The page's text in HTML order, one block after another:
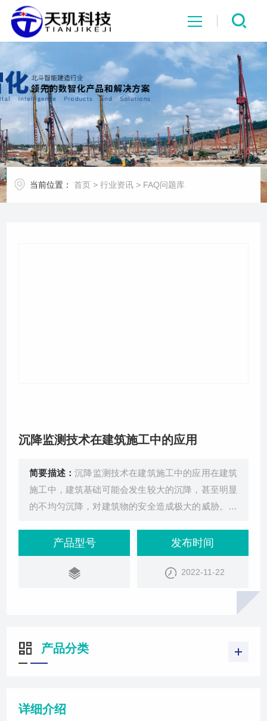
网站首页
系统中心
解决方案
项目案例
当前位置： 首页 >行业资讯 > FAQ问题库
沉降监测技术在建筑施工中的应用
简要描述：沉降监测技术在建筑施工中的应用在建筑
施工中，建筑基础可能会发生较大的沉降，甚至明显
的不均匀沉降，对建筑物的安全造成极大的威胁。而
测等过程中，具有安全预报、科学评价及检验施工质
量等职能。因此，在建筑物施工期间，有效地进行监
测并通过已有监测数据来预测建筑物地基及其本身的
沉降变形情况已成为确保建筑物安全的重要工作。.
产品型号 发布时间
2022-11-22
产品分类
详细介绍